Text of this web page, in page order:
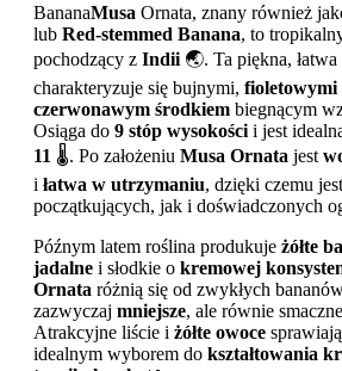
BananaMusa Ornata, znany również
lub Red-stemmed Banana, to
pochodzący z Indii 🌏. Ta piękna,
charakteryzuje się bujnymi, fioletowymi
czerwonawym środkiem biegnącym
Osiąga do 9 stóp wysokości i jest
11 🌡️. Po założeniu Musa Ornata jest
i łatwa w utrzymaniu, dzięki czemu
początkujących, jak i doświadczonych
Późnym latem roślina produkuje żółte
jadalne i słodkie o kremowej
Ornata różnią się od zwykłych
zazwyczaj mniejsze, ale równie
Atrakcyjne liście i żółte owoce
idealnym wyborem do kształtowania